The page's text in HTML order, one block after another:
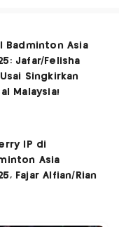
Badminton Asia
Jafar/Felisha
Singkirkan
Malaysia!
IP di
Asia
Fajar Alfian/Rian